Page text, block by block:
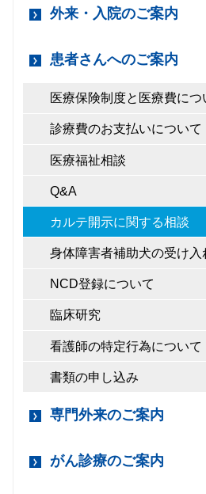
外来・入院のご案内
患者さんへのご案内
医療保険制度と医療費につ
診療費のお支払いについて
医療福祉相談
Q&A
カルテ開示に関する相談
身体障害者補助犬の受け入
NCD登録について
臨床研究
看護師の特定行為について
書類の申し込み
専門外来のご案内
がん診療のご案内